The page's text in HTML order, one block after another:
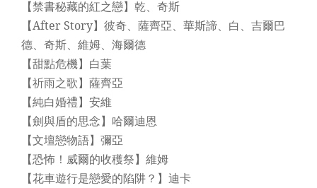
【禁書秘藏的紅之戀】乾、奇斯
【After Story】彼奇、薩齊亞、華斯諦、白、吉爾巴
德、奇斯、維姆、海爾德
【甜點危機】白葉
【祈雨之歌】薩齊亞
【純白婚禮】安維
【劍與盾的思念】哈爾迪恩
【文壇戀物語】彌亞
【恐怖！威爾的收穫祭】維姆
【花車遊行是戀愛的陷阱？】迪卡